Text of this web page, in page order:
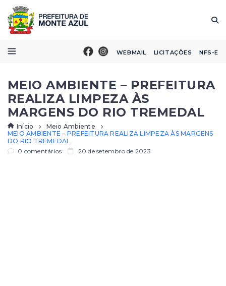
WEBMAIL LICITAÇÕES NFS-E
MEIO AMBIENTE – PREFEITURA
REALIZA LIMPEZA ÀS
MARGENS DO RIO TREMEDAL
Início
Meio Ambiente
MEIO AMBIENTE – PREFEITURA REALIZA LIMPEZA ÀS MARGENS
DO RIO TREMEDAL
0 comentários
20 de setembro de 2023